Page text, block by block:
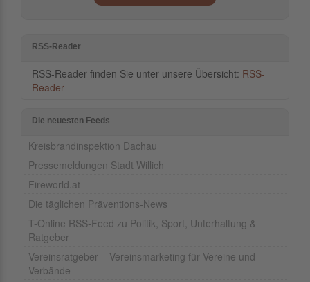
RSS-Reader
RSS-Reader finden Sie unter unsere Übersicht: RSS-
Reader
Die neuesten Feeds
Kreisbrandinspektion Dachau
Pressemeldungen Stadt Willich
Fireworld.at
Die täglichen Präventions-News
T-Online RSS-Feed zu Politik, Sport, Unterhaltung &
Ratgeber
Vereinsratgeber – Vereinsmarketing für Vereine und
Verbände